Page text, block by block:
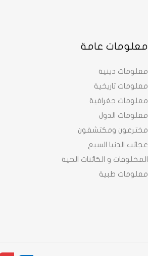
معلومات عامة
معلومات دينية
معلومات تاريخية
معلومات جغرافية
معلومات الدول
مخترعون ومكتشفون
عجائب الدنيا السبع
المخلوقات و الكائنات الحية
معلومات طبية